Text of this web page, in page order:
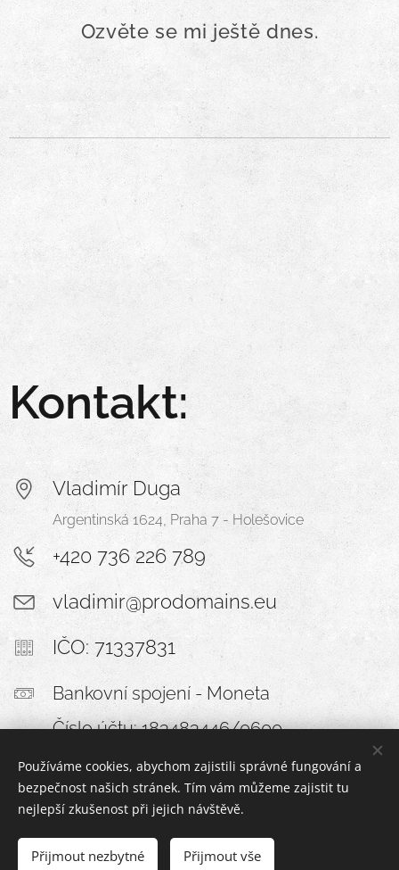
Ozvěte se mi ještě dnes.
Kontakt:
Vladimír Duga
Argentinská 1624, Praha 7 - Holešovice
+420 736 226 789
vladimir@prodomains.eu
IČO: 71337831
Bankovní spojení - Moneta
Číslo účtu: 183483446/0600
ProDomains EU/CZ/SK Cookies
Používáme cookies, abychom zajistili správné fungování a
bezpečnost našich stránek. Tím vám můžeme zajistit tu
nejlepší zkušenost při jejich návštěvě.
Přijmout nezbytné Přijmout vše